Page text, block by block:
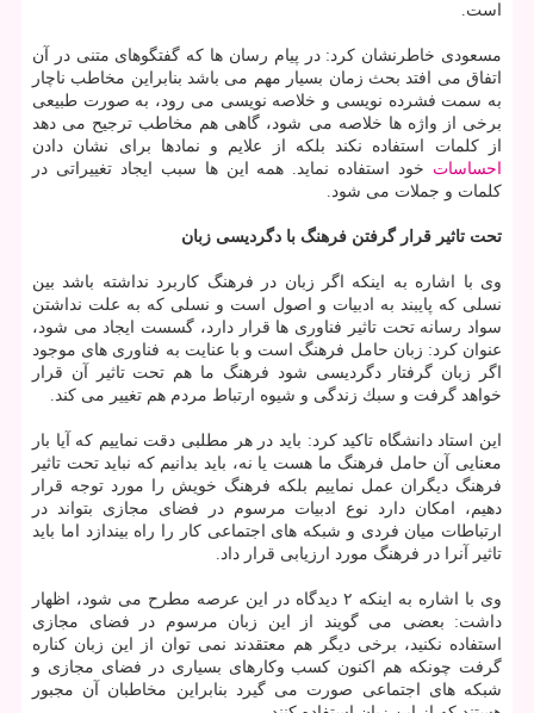
است.
مسعودی خاطرنشان كرد: در پیام رسان ها كه گفتگوهای متنی در آن
اتفاق می افتد بحث زمان بسیار مهم می باشد بنابراین مخاطب ناچار
به سمت فشرده نویسی و خلاصه نویسی می رود، به صورت طبیعی
برخی از واژه ها خلاصه می شود، گاهی هم مخاطب ترجیح می دهد
از كلمات استفاده نكند بلكه از علایم و نمادها برای نشان دادن
احساسات خود استفاده نماید. همه این ها سبب ایجاد تغییراتی در
كلمات و جملات می شود.
تحت تاثیر قرار گرفتن فرهنگ با دگردیسی زبان
وی با اشاره به اینكه اگر زبان در فرهنگ كاربرد نداشته باشد بین
نسلی كه پایبند به ادبیات و اصول است و نسلی كه به علت نداشتن
سواد رسانه تحت تاثیر فناوری ها قرار دارد، گسست ایجاد می شود،
عنوان كرد: زبان حامل فرهنگ است و با عنایت به فناوری های موجود
اگر زبان گرفتار دگردیسی شود فرهنگ ما هم تحت تاثیر آن قرار
خواهد گرفت و سبك زندگی و شیوه ارتباط مردم هم تغییر می كند.
این استاد دانشگاه تاكید كرد: باید در هر مطلبی دقت نماییم كه آیا بار
معنایی آن حامل فرهنگ ما هست یا نه، باید بدانیم كه نباید تحت تاثیر
فرهنگ دیگران عمل نماییم بلكه فرهنگ خویش را مورد توجه قرار
دهیم، امكان دارد نوع ادبیات مرسوم در فضای مجازی بتواند در
ارتباطات میان فردی و شبكه های اجتماعی كار را راه بیندازد اما باید
تاثیر آنرا در فرهنگ مورد ارزیابی قرار داد.
وی با اشاره به اینكه ۲ دیدگاه در این عرصه مطرح می شود، اظهار
داشت: بعضی می گویند از این زبان مرسوم در فضای مجازی
استفاده نكنید، برخی دیگر هم معتقدند نمی توان از این زبان كناره
گرفت چونكه هم اكنون كسب وكارهای بسیاری در فضای مجازی و
شبكه های اجتماعی صورت می گیرد بنابراین مخاطبان آن مجبور